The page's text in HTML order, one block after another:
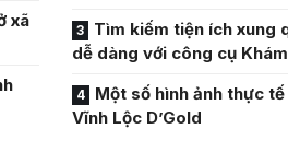
xã
Tìm kiếm tiện ích xung
dễ dàng với công cụ
Một số hình ảnh thực
Vĩnh Lộc D’Gold